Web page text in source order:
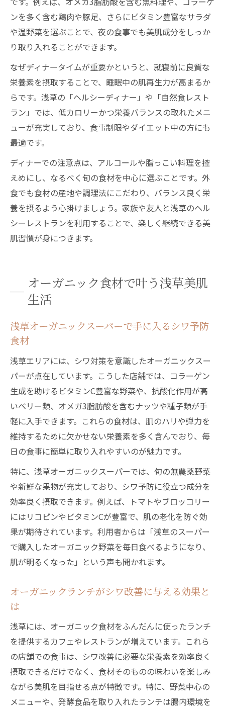
ンを多く含む鶏肉や豚足、さらにビタミン豊富なサラダ
や温野菜を選ぶことで、夜の食事でも美肌成分をしっか
り取り入れることができます。
なぜディナータイムが重要かというと、就寝前に良質な
栄養素を摂取することで、睡眠中の肌再生力が高まるか
らです。浅草の「ヘルシーディナー」や「自然食レスト
ラン」では、低カロリーかつ栄養バランスの取れたメニ
ューが充実しており、食事制限やダイエット中の方にも
最適です。
ディナーでの注意点は、アルコールや脂っこい料理を控
えめにし、なるべく旬の食材を中心に選ぶことです。外
食でも食材の産地や調理法にこだわり、バランス良く栄
養を摂るよう心掛けましょう。家族や友人と浅草のヘル
シーレストランを利用することで、楽しく継続できる美
肌習慣が身につきます。
オーガニック食材で叶う浅草美肌
生活
浅草オーガニックスーパーで手に入るシワ予防
食材
浅草エリアには、シワ対策を意識したオーガニックスー
パーが点在しています。こうした店舗では、コラーゲン
生成を助けるビタミンC豊富な野菜や、抗酸化作用が高
いベリー類、オメガ3脂肪酸を含むナッツや種子類が手
軽に入手できます。これらの食材は、肌のハリや弾力を
維持するために欠かせない栄養素を多く含んでおり、毎
日の食事に簡単に取り入れやすいのが魅力です。
特に、浅草オーガニックスーパーでは、旬の無農薬野菜
や新鮮な果物が充実しており、シワ予防に役立つ成分を
効率良く摂取できます。例えば、トマトやブロッコリー
にはリコピンやビタミンCが豊富で、肌の老化を防ぐ効
果が期待されています。利用者からは「浅草のスーパー
で購入したオーガニック野菜を毎日食べるようになり、
肌が明るくなった」という声も聞かれます。
オーガニックランチがシワ改善に与える効果と
は
浅草には、オーガニック食材をふんだんに使ったランチ
を提供するカフェやレストランが増えています。これら
の店舗での食事は、シワ改善に必要な栄養素を効率良く
摂取できるだけでなく、食材そのものの味わいを楽しみ
ながら美肌を目指せる点が特徴です。特に、野菜中心の
メニューや、発酵食品を取り入れたランチは腸内環境を